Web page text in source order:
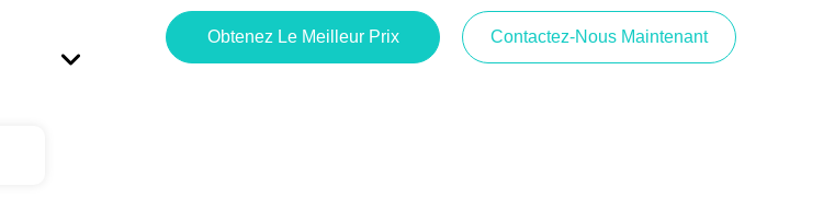
Obtenez Le Meilleur Prix Contactez-Nous Maintenant